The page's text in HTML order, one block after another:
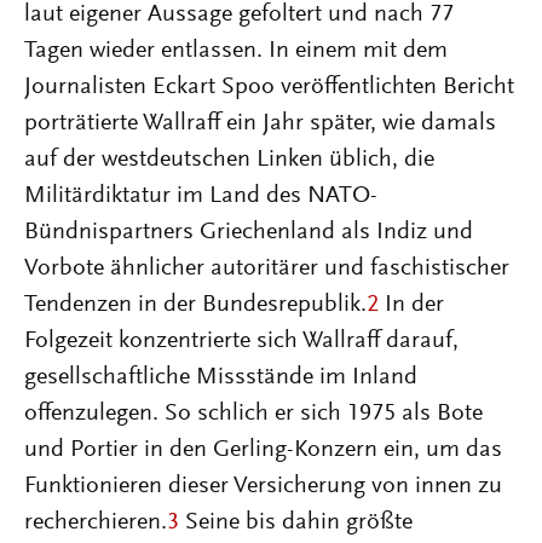
laut eigener Aussage gefoltert und nach 77
Tagen wieder entlassen. In einem mit dem
Journalisten Eckart Spoo veröffentlichten Bericht
porträtierte Wallraff ein Jahr später, wie damals
auf der westdeutschen Linken üblich, die
Militärdiktatur im Land des NATO-
Bündnispartners Griechenland als Indiz und
Vorbote ähnlicher autoritärer und faschistischer
Tendenzen in der Bundesrepublik.2 In der
Folgezeit konzentrierte sich Wallraff darauf,
gesellschaftliche Missstände im Inland
offenzulegen. So schlich er sich 1975 als Bote
und Portier in den Gerling-Konzern ein, um das
Funktionieren dieser Versicherung von innen zu
recherchieren.3 Seine bis dahin größte